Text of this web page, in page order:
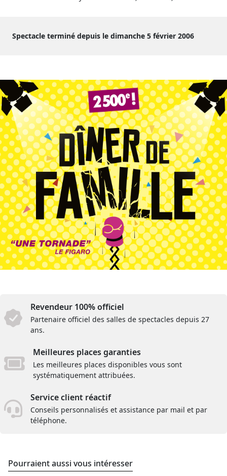
Spectacle terminé depuis le dimanche 5 février 2006
Revendeur 100% officiel
Partenaire officiel des salles de spectacles depuis 27
ans.
Meilleures places garanties
Les meilleures places disponibles vous sont
systématiquement attribuées.
Service client réactif
Conseils personnalisés et assistance par mail et par
téléphone.
Pourraient aussi vous intéresser